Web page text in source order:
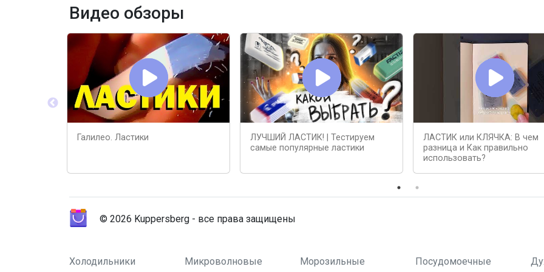
Видео обзоры
Галилео. Ластики
ЛУЧШИЙ ЛАСТИК! | Тестируем
самые популярные ластики
ЛАСТИК или КЛЯЧКА: В чем
разница и Как правильно
использовать?
© 2026 Kuppersberg - все права защищены
Холодильники
Микроволновые
Морозильные
Посудомоечные